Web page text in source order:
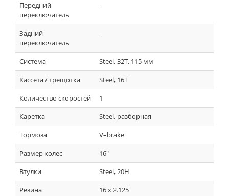
Передний
переключатель
-
Задний
переключатель
-
Система
Steel, 32T, 115 мм
Кассета / трещотка
Steel, 16T
Количество скоростей
1
Каретка
Steel, разборная
Тормоза
V–brake
Размер колес
16"
Втулки
Steel, 20H
Резина
16 x 2.125